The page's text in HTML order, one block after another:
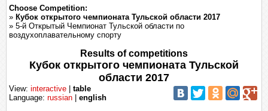
Choose Competition:
» Кубок открытого чемпионата Тульской области 2017
» 5-й Открытый Чемпионат Тульской области по
воздухоплавательному спорту
Results of competitions
Кубок открытого чемпионата Тульской
области 2017
View: interactive
table
Language: russian english